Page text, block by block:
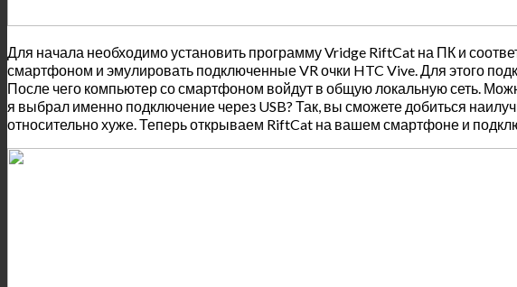
Для начала необходимо установить программу Vridge RiftCat на ПК и
смартфоном и эмулировать подключенные VR очки HTC Vive. Для этого
После чего компьютер со смартфоном войдут в общую локальную сеть.
я выбрал именно подключение через USB? Так, вы сможете добиться
относительно хуже. Теперь открываем RiftCat на вашем смартфоне и